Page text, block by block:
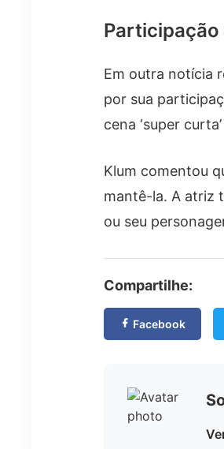
Participação
Em outra notícia
por sua
cena ‘super
Klum comentou
mantê-la. A atriz
ou seu
Compartilhe:
Facebook